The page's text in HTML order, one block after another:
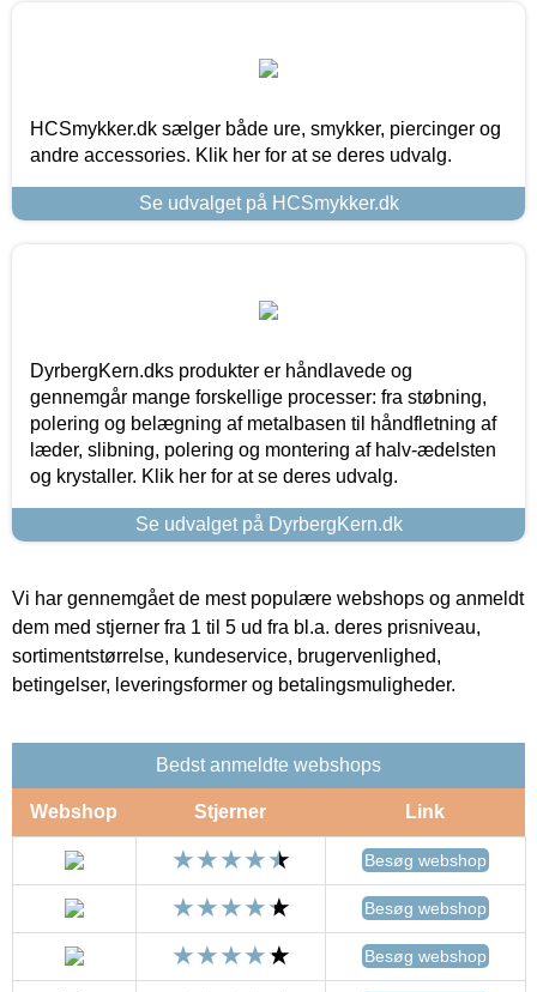
HCSmykker.dk sælger både ure, smykker, piercinger og
andre accessories. Klik her for at se deres udvalg.
Se udvalget på HCSmykker.dk
DyrbergKern.dks produkter er håndlavede og
gennemgår mange forskellige processer: fra støbning,
polering og belægning af metalbasen til håndfletning af
læder, slibning, polering og montering af halv-ædelsten
og krystaller. Klik her for at se deres udvalg.
Se udvalget på DyrbergKern.dk
Vi har gennemgået de mest populære webshops og anmeldt
dem med stjerner fra 1 til 5 ud fra bl.a. deres prisniveau,
sortimentstørrelse, kundeservice, brugervenlighed,
betingelser, leveringsformer og betalingsmuligheder.
Bedst anmeldte webshops
Webshop Stjerner Link
Besøg webshop
Besøg webshop
Besøg webshop